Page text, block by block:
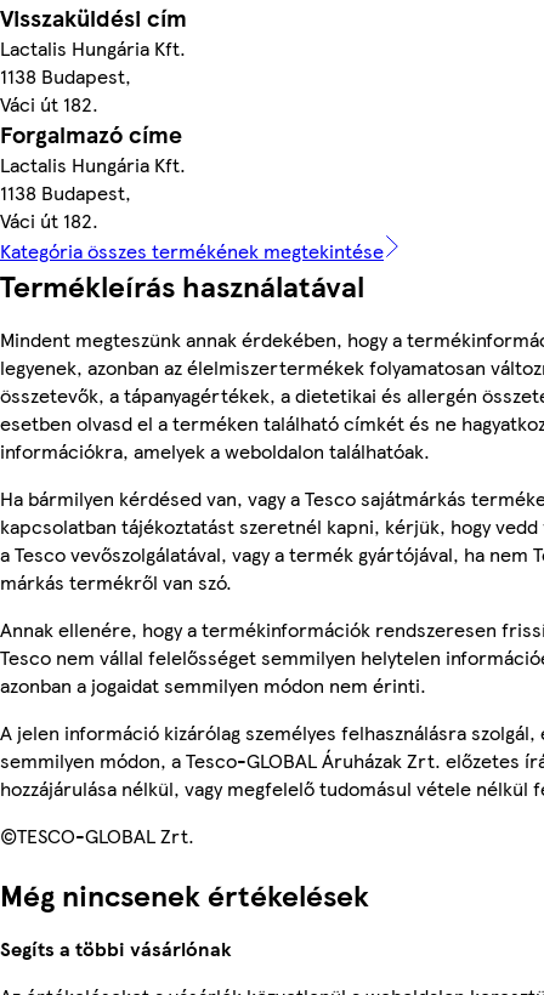
Visszaküldési cím
Lactalis Hungária Kft.
1138 Budapest,
Váci út 182.
Forgalmazó címe
Lactalis Hungária Kft.
1138 Budapest,
Váci út 182.
Kategória összes termékének megtekintése
Termékleírás használatával
Mindent megteszünk annak érdekében, hogy a
legyenek, azonban az élelmiszertermékek folyamatosan
összetevők, a tápanyagértékek, a dietetikai és allergén
esetben olvasd el a terméken található címkét és ne
információkra, amelyek a weboldalon találhatóak.
Ha bármilyen kérdésed van, vagy a Tesco sajátmárkás
kapcsolatban tájékoztatást szeretnél kapni, kérjük, hogy
a Tesco vevőszolgálatával, vagy a termék gyártójával, ha nem
márkás termékről van szó.
Annak ellenére, hogy a termékinformációk rendszeresen
Tesco nem vállal felelősséget semmilyen helytelen
azonban a jogaidat semmilyen módon nem érinti.
A jelen információ kizárólag személyes felhasználásra
semmilyen módon, a Tesco-GLOBAL Áruházak Zrt. előzetes
hozzájárulása nélkül, vagy megfelelő tudomásul vétele nélkül
©TESCO-GLOBAL Zrt.
Még nincsenek értékelések
Segíts a többi vásárlónak